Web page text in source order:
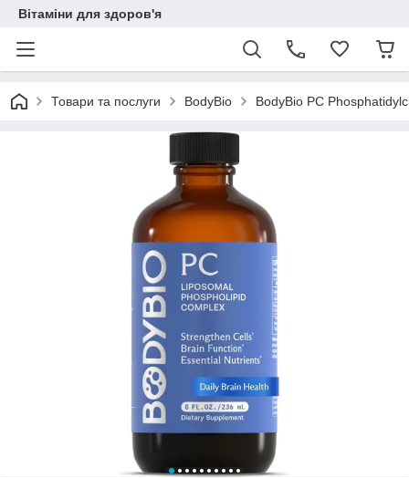
Вітаміни для здоров'я
Товари та послуги BodyBio BodyBio PC